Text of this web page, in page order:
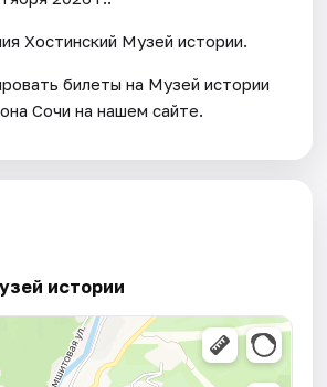
Хостинский Музей истории.
билеты на Музей истории
Сочи на нашем сайте.
истории